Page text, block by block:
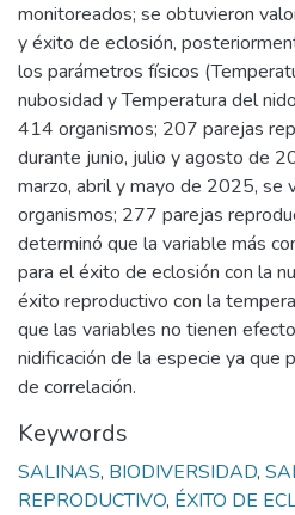
monitoreados; se obtuvieron
y éxito de eclosión,
los parámetros físicos
nubosidad y Temperatura del
414 organismos; 207 parejas
durante junio, julio y agosto de
marzo, abril y mayo de 2025, se
organismos; 277 parejas
determinó que la variable más
para el éxito de eclosión con la
éxito reproductivo con la
que las variables no tienen
nidificación de la especie ya que
de correlación.
Keywords
SALINAS, BIODIVERSIDAD,
REPRODUCTIVO, ÉXITO DE